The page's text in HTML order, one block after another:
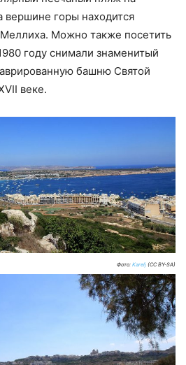
вершине горы находится
Можно также посетить
году снимали знаменитый
башню Святой
веке.
Фото: Karelj (CC BY-SA)